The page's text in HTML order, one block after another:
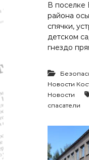
В поселке
района
спячки,
детском
гнездо
Новости
Новости
спасатели